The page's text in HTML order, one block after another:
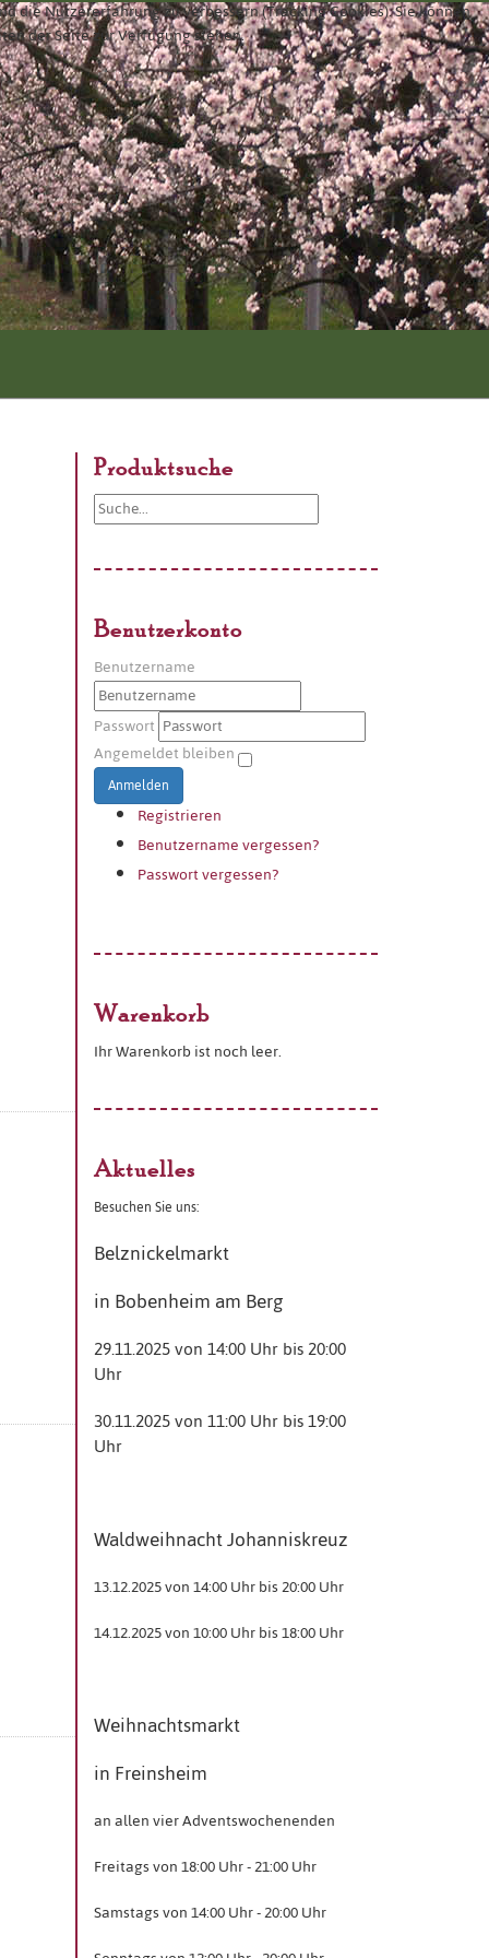
Produktsuche
Benutzerkonto
Benutzername
Passwort
Angemeldet bleiben
Anmelden
Registrieren
Benutzername vergessen?
Passwort vergessen?
Warenkorb
Ihr Warenkorb ist noch leer.
Aktuelles
Besuchen Sie uns:
Belznickelmarkt
in Bobenheim am Berg
29.11.2025 von 14:00 Uhr bis 20:00
Uhr
30.11.2025 von 11:00 Uhr bis 19:00
Uhr
Waldweihnacht Johanniskreuz
13.12.2025 von 14:00 Uhr bis 20:00 Uhr
14.12.2025 von 10:00 Uhr bis 18:00 Uhr
Weihnachtsmarkt
in Freinsheim
an allen vier Adventswochenenden
Freitags von 18:00 Uhr - 21:00 Uhr
Samstags von 14:00 Uhr - 20:00 Uhr
die Nutzererfahrung zu verbessern (Tracking Cookies). Sie können
der Seite zur Verfügung stehen.